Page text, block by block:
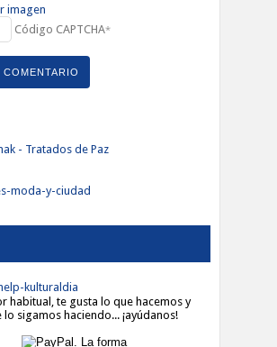
Código CAPTCHA*
habitual, te gusta lo que hacemos y
sigamos haciendo... ¡ayúdanos!